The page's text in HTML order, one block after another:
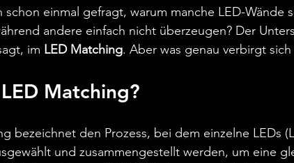
schon einmal gefragt, warum manche LED-Wände
andere einfach nicht überzeugen? Der
im LED Matching. Aber was genau verbirgt
Matching?
bezeichnet den Prozess, bei dem einzelne LEDs
und zusammengestellt werden, um eine